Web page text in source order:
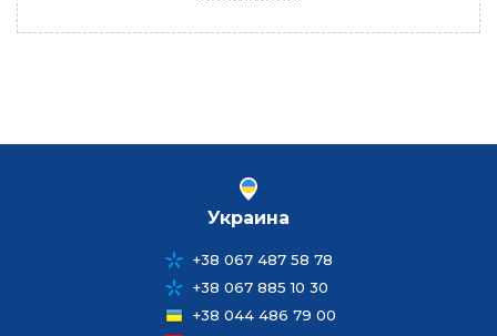
Украина
+38 067 487 58 78
+38 067 885 10 30
+38 044 486 79 00